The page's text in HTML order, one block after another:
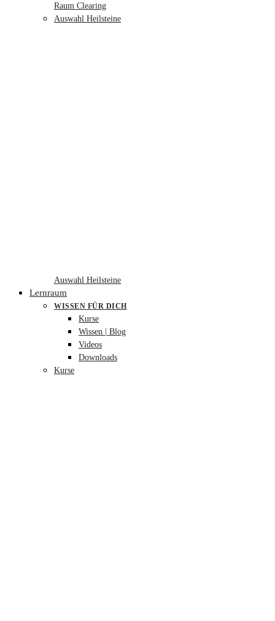
Raum Clearing
Auswahl Heilsteine
Auswahl Heilsteine
Lernraum
WISSEN FÜR DICH
Kurse
Wissen | Blog
Videos
Downloads
Kurse